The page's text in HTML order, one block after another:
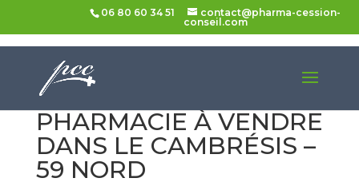
06 80 60 34 51
contact@pharma-cession-
conseil.com
Accueil>Pharmacies à vendre
vendre dans le Cambrésis – 59 Nord
PHARMACIE À VENDRE
DANS LE CAMBRÉSIS –
59 NORD